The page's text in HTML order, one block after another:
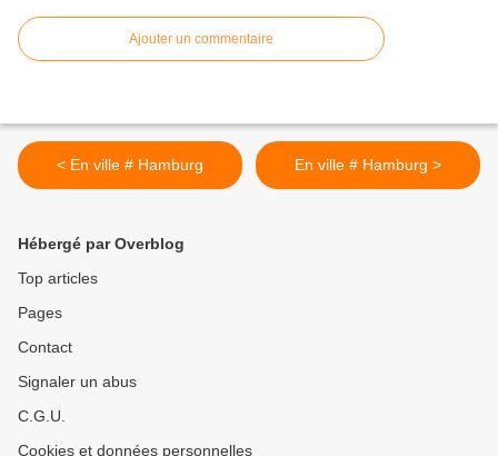
Ajouter un commentaire
< En ville # Hamburg En ville # Hamburg >
Hébergé par Overblog
Top articles
Pages
Contact
Signaler un abus
C.G.U.
Cookies et données personnelles